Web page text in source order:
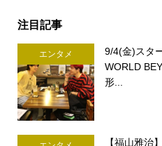
注目記事
エンタメ
9/4(金)スタ
WORLD
形...
【福山雅